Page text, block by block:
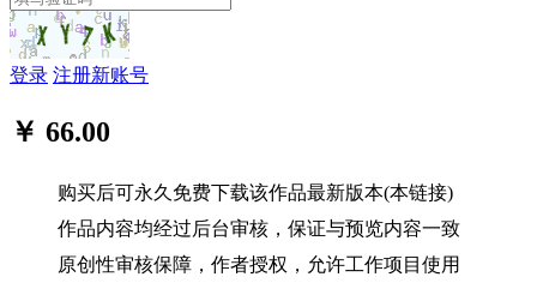
登录 注册新账号
￥ 66.00
购买后可永久免费下载该作品最新版本(本链接)
作品内容均经过后台审核，保证与预览内容一致
原创性审核保障，作者授权，允许工作项目使用